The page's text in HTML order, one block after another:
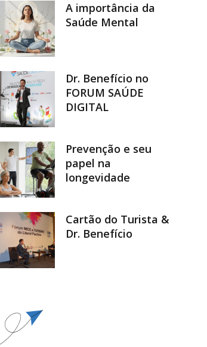
A importância da
Saúde Mental
Dr. Benefício no
FORUM SAÚDE
DIGITAL
Prevenção e seu
papel na
longevidade
Cartão do Turista &
Dr. Benefício